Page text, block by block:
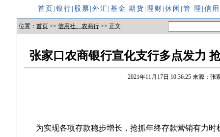
首页 银行 股票 外汇 基金 期货 理财 休闲 管 理 信
位置： 首页 >> 信用社、农商行 >> 正文
张家口农商银行宣化支行多点发力
2021年11月17日 10:36:25 来源：张
为实现各项存款稳步增长，抢抓年终存款营销有力时